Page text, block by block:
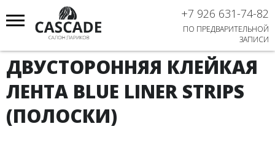
+7 926 631-74-82
ПО ПРЕДВАРИТЕЛЬНОЙ
ЗАПИСИ
ДВУСТОРОННЯЯ КЛЕЙКАЯ
ЛЕНТА BLUE LINER STRIPS
(ПОЛОСКИ)